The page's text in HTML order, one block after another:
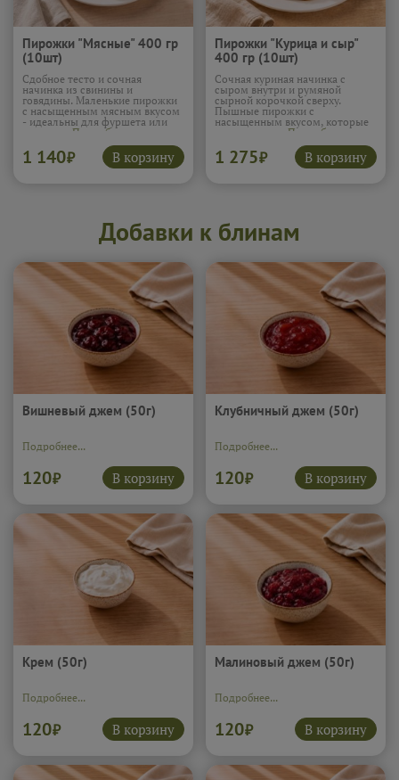
Пирожки "Мясные" 400 гр
(10шт)
Сдобное тесто и сочная
начинка из свинины и
говядины. Маленькие пирожки
с насыщенным мясным вкусом
- идеальны для фуршета или
Подробнее...
1 140₽ В корзину
Пирожки "Курица и сыр"
400 гр (10шт)
Сочная куриная начинка с
сыром внутри и румяной
сырной корочкой сверху.
Пышные пирожки с
насыщенным вкусом, которые
Подробнее...
1 275₽ В корзину
Добавки к блинам
Вишневый джем (50г)
Подробнее...
120₽ В корзину
Клубничный джем (50г)
Подробнее...
120₽ В корзину
Крем (50г)
Подробнее...
120₽ В корзину
Малиновый джем (50г)
Подробнее...
120₽ В корзину